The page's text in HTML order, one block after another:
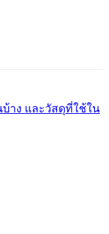
าง และวัสดุที่ใช้ใน